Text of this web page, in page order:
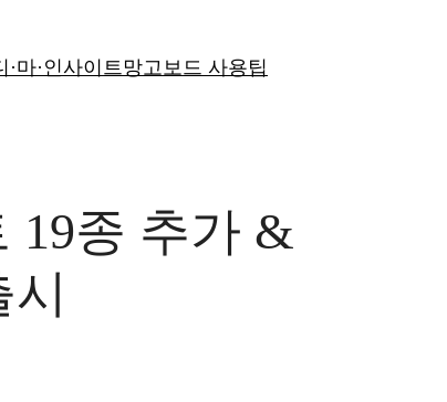
·마·인사이트망고보드 사용팁
19종 추가 &